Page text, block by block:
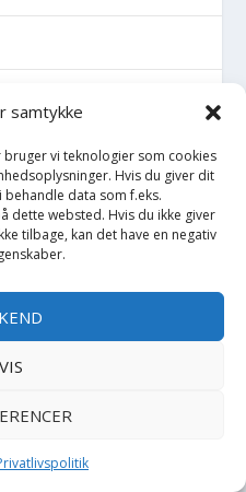
samtykke
vi teknologier som cookies
Hvis du giver dit
data som f.eks.
dette websted. Hvis du ikke giver
tilbage, kan det have en negativ